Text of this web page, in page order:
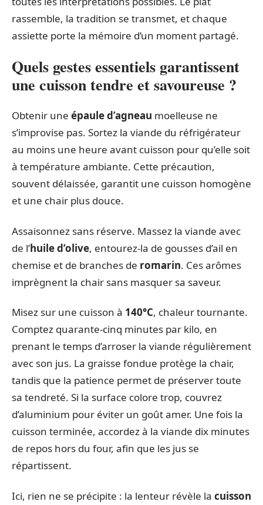
rassemble, la tradition se transmet, et chaque
assiette porte la mémoire d’un moment partagé.
Quels gestes essentiels garantissent
une cuisson tendre et savoureuse ?
Obtenir une épaule d’agneau moelleuse ne
s’improvise pas. Sortez la viande du réfrigérateur
au moins une heure avant cuisson pour qu’elle soit
à température ambiante. Cette précaution,
souvent délaissée, garantit une cuisson homogène
et une chair plus douce.
Assaisonnez sans réserve. Massez la viande avec
de l’huile d’olive, entourez-la de gousses d’ail en
chemise et de branches de romarin. Ces arômes
imprègnent la chair sans masquer sa saveur.
Misez sur une cuisson à 140°C, chaleur tournante.
Comptez quarante-cinq minutes par kilo, en
prenant le temps d’arroser la viande régulièrement
avec son jus. La graisse fondue protège la chair,
tandis que la patience permet de préserver toute
sa tendreté. Si la surface colore trop, couvrez
d’aluminium pour éviter un goût amer. Une fois la
cuisson terminée, accordez à la viande dix minutes
de repos hors du four, afin que les jus se
répartissent.
Ici, rien ne se précipite : la lenteur révèle la cuisson